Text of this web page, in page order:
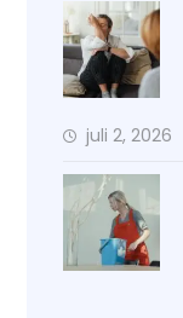
juli 2, 2026